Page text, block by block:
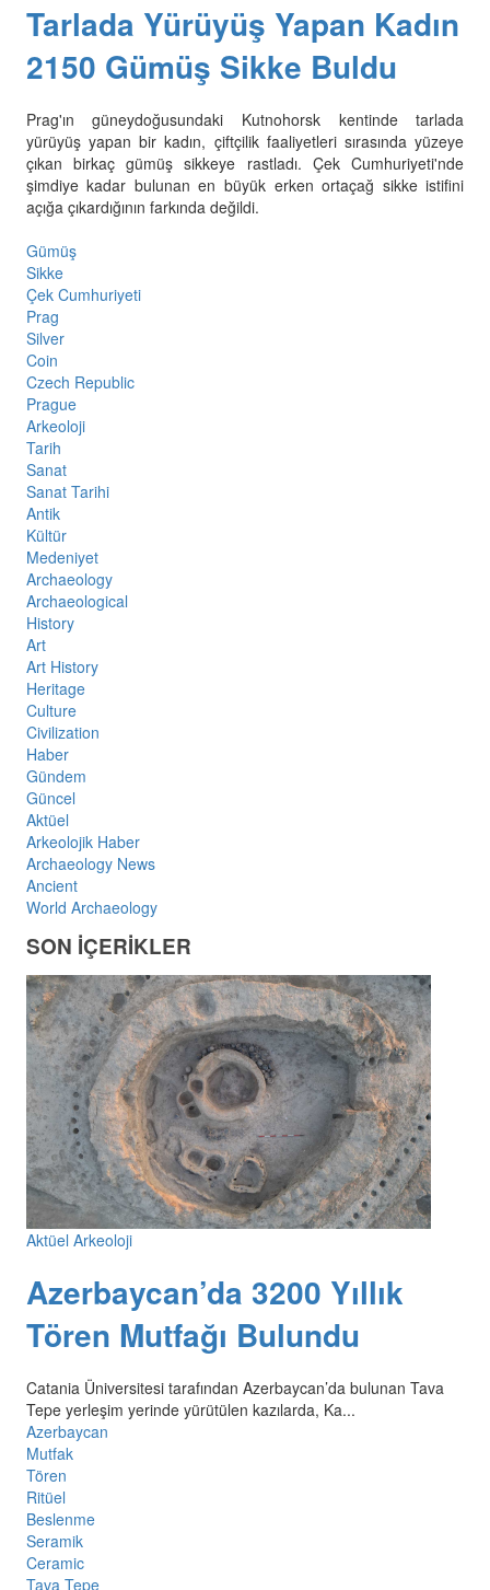
Tarlada Yürüyüş Yapan Kadın
2150 Gümüş Sikke Buldu
Prag'ın güneydoğusundaki Kutnohorsk kentinde tarlada
yürüyüş yapan bir kadın, çiftçilik faaliyetleri sırasında yüzeye
çıkan birkaç gümüş sikkeye rastladı. Çek Cumhuriyeti'nde
şimdiye kadar bulunan en büyük erken ortaçağ sikke istifini
açığa çıkardığının farkında değildi.
Gümüş
Sikke
Çek Cumhuriyeti
Prag
Silver
Coin
Czech Republic
Prague
Arkeoloji
Tarih
Sanat
Sanat Tarihi
Antik
Kültür
Medeniyet
Archaeology
Archaeological
History
Art
Art History
Heritage
Culture
Civilization
Haber
Gündem
Güncel
Aktüel
Arkeolojik Haber
Archaeology News
Ancient
World Archaeology
SON İÇERİKLER
Aktüel Arkeoloji
Azerbaycan’da 3200 Yıllık
Tören Mutfağı Bulundu
Catania Üniversitesi tarafından Azerbaycan’da bulunan Tava
Tepe yerleşim yerinde yürütülen kazılarda, Ka...
Azerbaycan
Mutfak
Tören
Ritüel
Beslenme
Seramik
Ceramic
Tava Tepe